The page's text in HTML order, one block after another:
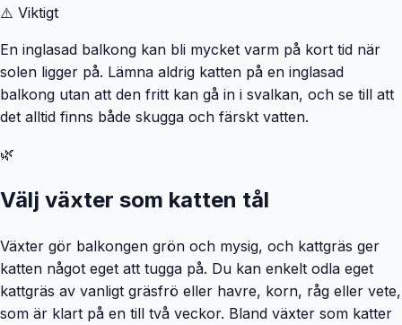
⚠️ Viktigt
En inglasad balkong kan bli mycket varm på kort tid när
solen ligger på. Lämna aldrig katten på en inglasad
balkong utan att den fritt kan gå in i svalkan, och se till att
det alltid finns både skugga och färskt vatten.
🌿
Välj växter som katten tål
Växter gör balkongen grön och mysig, och kattgräs ger
katten något eget att tugga på. Du kan enkelt odla eget
kattgräs av vanligt gräsfrö eller havre, korn, råg eller vete,
som är klart på en till två veckor. Bland växter som katter